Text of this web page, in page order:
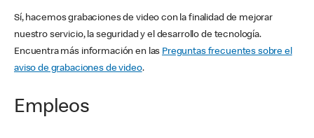
Sí, hacemos grabaciones de video con la finalidad de mejorar
nuestro servicio, la seguridad y el desarrollo de tecnología.
Encuentra más información en las Preguntas frecuentes sobre el
aviso de grabaciones de video.
Empleos